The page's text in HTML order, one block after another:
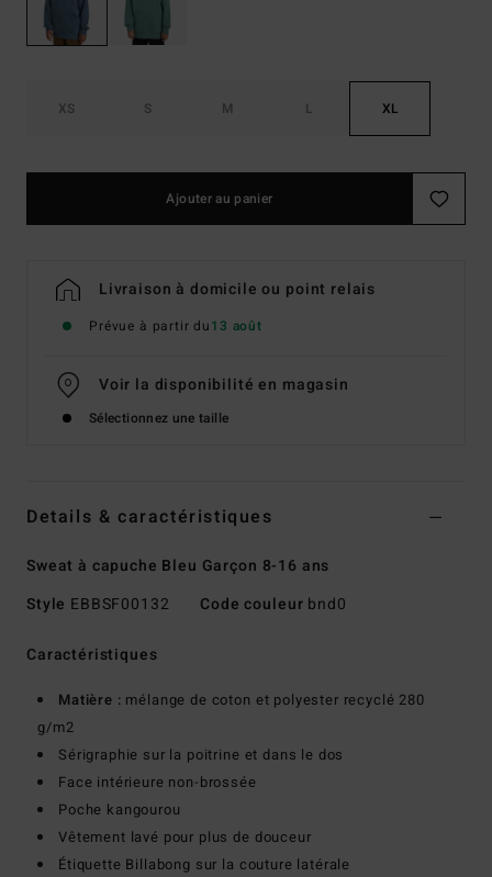
XS S M L XL
Ajouter au panier
Livraison à domicile ou point relais
Prévue à partir du13 août
Voir la disponibilité en magasin
Sélectionnez une taille
Details & caractéristiques
Sweat à capuche Bleu Garçon 8-16 ans
Style EBBSF00132 Code couleur bnd0
Caractéristiques
Matière : mélange de coton et polyester recyclé 280
g/m2
Sérigraphie sur la poitrine et dans le dos
Face intérieure non-brossée
Poche kangourou
Vêtement lavé pour plus de douceur
Étiquette Billabong sur la couture latérale